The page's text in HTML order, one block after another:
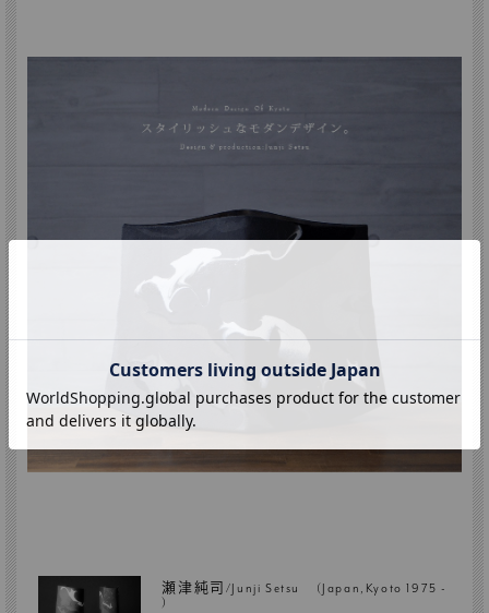
瀬津純司/Junji Setsu (Japan,Kyoto 1975 -
)